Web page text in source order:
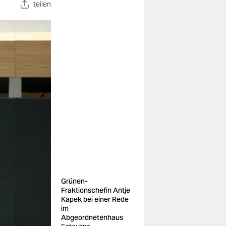
teilen
Grünen-
Fraktionschefin Antje
Kapek bei einer Rede
im
Abgeordnetenhaus